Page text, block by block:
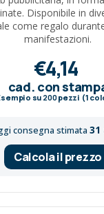
Disponibile in
come regalo
manifestazioni.
€4,14
cad. con
su 200pezzi (1
consegna stimata 31
Calcola il prezzo